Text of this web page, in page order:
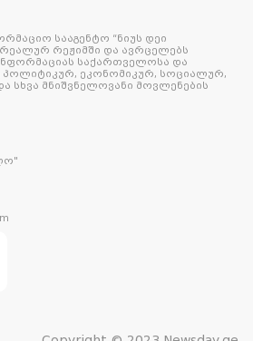
სააგენტო “ნიუს დეი
რეჟიმში და ავრცელებს
საქართველოსა და
ეკონომიკურ, სოციალურ,
მნიშვნელოვანი მოვლენების